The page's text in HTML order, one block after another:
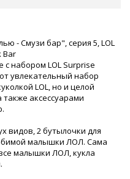
- Смузи бар", серия 5, LOL
Bar
с набором LOL Surprise
увлекательный набор
LOL, но и целой
аксессуарами
видов, 2 бутылочки для
малышки ЛОЛ. Сама
малышки ЛОЛ, кукла